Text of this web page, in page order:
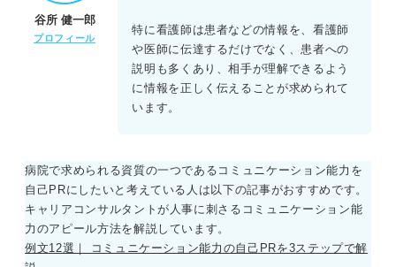
谷所 健一郎
プロフィール
特に看護師は患者などの情報を、看護師
や医師に伝達するだけでなく、患者への
説明も多くあり、相手が理解できるよう
に情報を正しく伝えることが求められて
います。
病院で求められる資質の一つであるコミュニケーション能力を
自己PRにしたいと考えている人は以下の記事がおすすめです。
キャリアコンサルタントが人事に刺さるコミュニケーション能
力のアピール方法を解説しています。
例文12選｜ コミュニケーション能力の自己PRを3ステップで解